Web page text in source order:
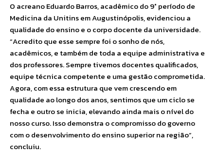
O acreano Eduardo Barros, acadêmico do 9° período de
Medicina da Unitins em Augustinópolis, evidenciou a
qualidade do ensino e o corpo docente da universidade.
“Acredito que esse sempre foi o sonho de nós,
acadêmicos, e também de toda a equipe administrativa e
dos professores. Sempre tivemos docentes qualificados,
equipe técnica competente e uma gestão comprometida.
Agora, com essa estrutura que vem crescendo em
qualidade ao longo dos anos, sentimos que um ciclo se
fecha e outro se inicia, elevando ainda mais o nível do
nosso curso. Isso demonstra o compromisso do governo
com o desenvolvimento do ensino superior na região”,
concluiu.